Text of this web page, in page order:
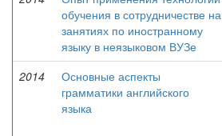
обучения в сотрудничестве на
занятиях по иностранному
языку в неязыковом ВУЗе
2014
Основные аспекты
грамматики английского
языка